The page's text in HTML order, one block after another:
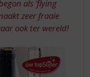
als ‘flying
zeer fraaie
ook ter wereld!